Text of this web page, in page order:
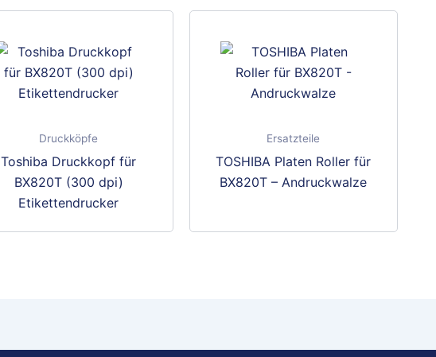
Druckköpfe
Toshiba Druckkopf für
BX820T (300 dpi)
Etikettendrucker
Ersatzteile
TOSHIBA Platen Roller für
BX820T – Andruckwalze